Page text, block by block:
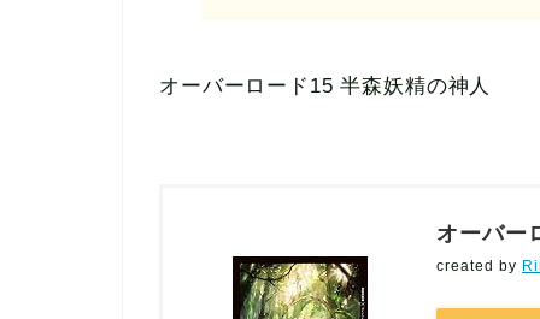
オーバーロード15 半森妖精の神人
オーバー
created by